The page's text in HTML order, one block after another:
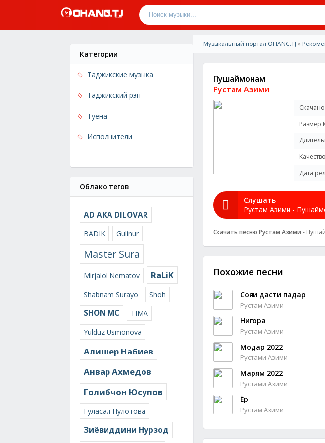
Категории
Таджикские музыка
Таджикский рэп
Туёна
Исполнители
Облако тегов
AD AKA DILOVAR
BADIK Gulinur
Master Sura
Mirjalol Nematov RaLiK
Shabnam Surayo Shoh
SHON MC
TIMA
Yulduz Usmonova
Алишер Набиев
Анвар Ахмедов
Голибчон Юсупов
Гуласал Пулотова
Зиёвиддини Нурзод
Музыкальный портал OHANG.TJ »
Пушаймонам
Рустам Азими
Скачано:
Размер
Дата
Слушать
Рустам Азими -
Скачать песню Рустам Азими -
Похожие песни
Сояи дасти падар
Рустам Азими
Нигора
Рустам Азими
Модар 2022
Рустами Азими
Марям 2022
Рустами Азими
Ёр
Рустам Азими